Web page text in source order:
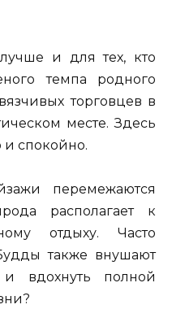
и для тех, кто
темпа родного
торговцев в
месте. Здесь
и спокойно.
перемежаются
располагает к
отдыху. Часто
также внушают
и вдохнуть полной